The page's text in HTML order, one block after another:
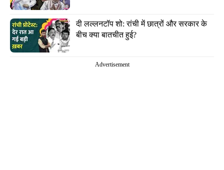
दी लल्लनटॉप शो: रांची में छात्रों और सरकार के
बीच क्या बातचीत हुई?
Advertisement